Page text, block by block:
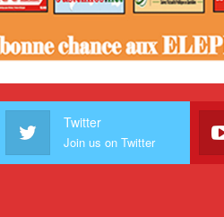
Twitter
Join us on Twitter